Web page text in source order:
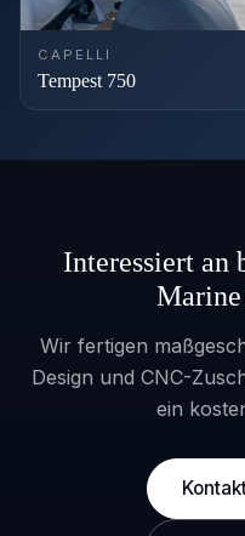
CAPELLI
Tempest 750
Interessiert an
Wir fertigen
Design und CNC-
ein